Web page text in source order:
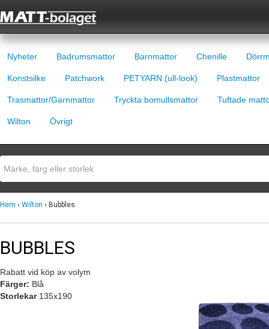
Nyheter Badrumsmattor Barnmattor Chenille
Konstsilke Patchwork PETYARN (ull-look) Plastmattor
Trasmattor/Garnmattor Tryckta bomullsmattor Tuftade
Wilton Övrigt
Hem › Wilton › Bubbles
BUBBLES
Rabatt vid köp av volym
Färger: Blå
Storlekar135x190